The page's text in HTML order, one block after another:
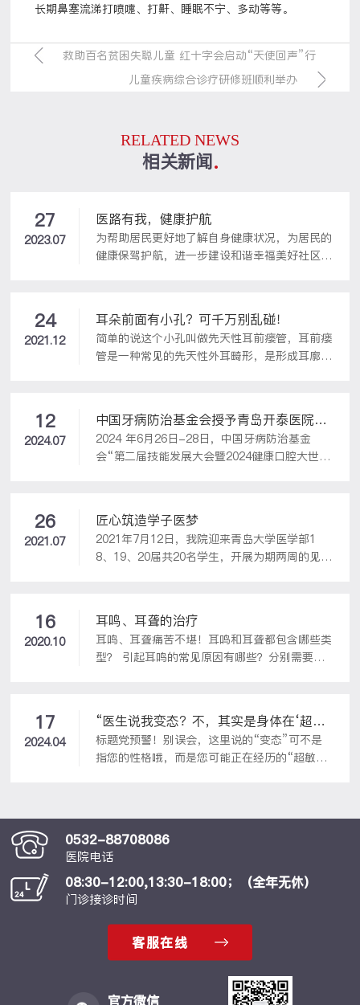
长期鼻塞流涕打喷嚏、打鼾、睡眠不宁、多动等等。
救助百名贫困失聪儿童 红十字会启动“天使回声”行
动 今起接受患儿报名儿童疾病综合诊疗研修班顺利举办
RELATED NEWS
相关新闻
27
2023.07
医路有我，健康护航
为帮助居民更好地了解自身健康状况，为居民的
健康保驾护航，进一步建设和谐幸福美好社区，
24
2021.12
耳朵前面有小孔？可千万别乱碰！
简单的说这个小孔叫做先天性耳前瘘管，耳前瘘
管是一种常见的先天性外耳畸形，是形成耳廓的
一般无症状，仅偶有局部刺痒，轻挤可有少许白
色分泌物伴微臭，不发炎对健康没有影响，可一
旦炎症感染、形成脓肿就会很难控制，反复发
作，需要手术切开脓肿引流和炎症控制后对瘘管
不伴有其他耳部畸形，也有少数人同时伴有腭
裂，副耳廓、耳廓发育不全，遗传性耳聋等先
天...
12
2024.07
中国牙病防治基金会授予青岛开泰医院口
腔科“健康口腔推广基地”称号
2024 年6月26日-28日，中国牙病防治基金
会“第二届技能发展大会暨2024健康口腔大世
耳鼻喉头颈外科医院荣获“健康口腔推广基
地”称号。
26
2021.07
匠心筑造学子医梦
2021年7月12日，我院迎来青岛大学医学部1
8、19、20届共20名学生，开展为期两周的见
位为见习生开辟出一条畅通无阻的学习通道，各
部门都有特定科室的带教老师跟进讲解，关注每
一位见习生的学习感受，指导、检验学习成果。
在全国疫情未定的此时，严谨、妥善保护好每位
鼻喉头颈外科研究所、青岛市耳鼻...
16
2020.10
耳鸣、耳聋的治疗
耳鸣、耳聋痛苦不堪！耳鸣和耳聋都包含哪些类
型？ 引起耳鸣的常见原因有哪些？分别需要如
耳聋问题的出现？耳鸣、耳聋痛苦不堪！很多人
饱受耳鸣耳聋之苦，耳鸣的无时无刻不被噪音包
围着，往往彻夜难眠，苦不堪言，想想都难受。
耳聋患者与人交流极不方便，在一家人聊天时尤
17
2024.04
“医生说我变态？不，其实是身体在‘超
敏’秀演技！”——轻松解读变态反应及其
应对策略
标题党预警！别误会，这里说的“变态”可不是
指您的性格哦，而是您可能正在经历的“超敏反
饱受过敏性鼻炎、哮喘、皮疹等困扰。别慌，今
天我们就来揭开这位“戏精”免疫系统的面纱，
并送上应对它的轻松妙招。
0532-88708086
医院电话
08:30-12:00,13:30-18:00；（全年无休）
门诊接诊时间
客服在线
官方微信